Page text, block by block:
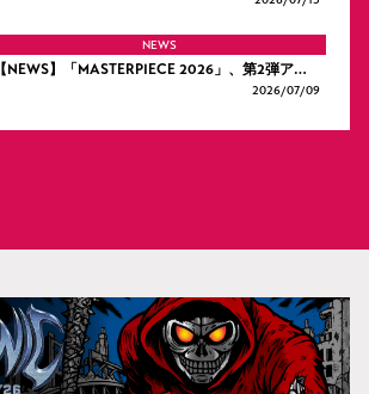
NEWS
【NEWS】「MASTERPIECE 2026」、第2弾ア…
2026/07/09